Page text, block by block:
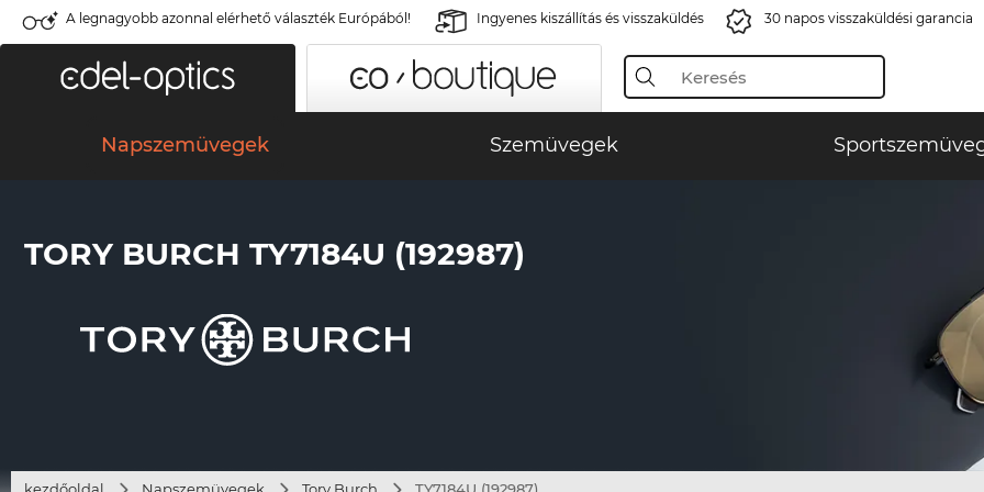
A legnagyobb azonnal elérhető választék Európából! Ingyenes kiszállítás és visszaküldés 30 napos visszaküldési garancia
Napszemüvegek Szemüvegek
TORY BURCH TY7184U (192987)